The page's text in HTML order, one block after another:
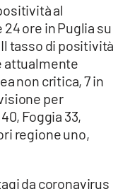
al
ore in Puglia su
tasso di positività
attualmente
non critica, 7 in
per
Foggia 33,
regione uno,
da coronavirus